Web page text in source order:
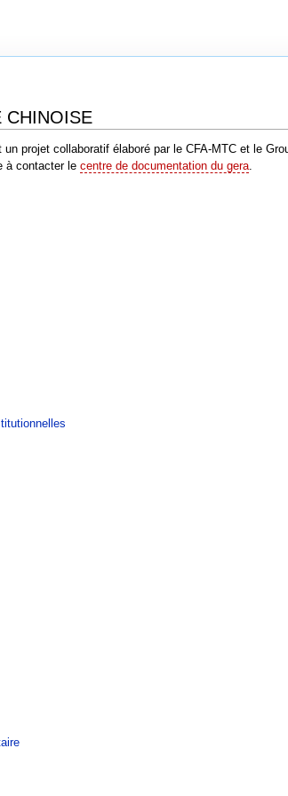
CHINOISE
projet collaboratif élaboré par le CFA-MTC et le
à contacter le centre de documentation du gera